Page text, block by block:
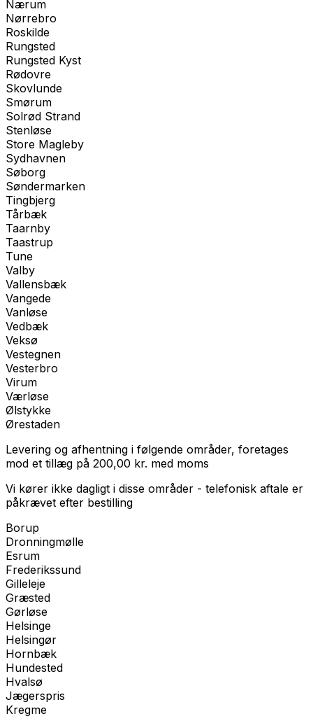
Nærum
Nørrebro
Roskilde
Rungsted
Rungsted Kyst
Rødovre
Skovlunde
Smørum
Solrød Strand
Stenløse
Store Magleby
Sydhavnen
Søborg
Søndermarken
Tingbjerg
Tårbæk
Taarnby
Taastrup
Tune
Valby
Vallensbæk
Vangede
Vanløse
Vedbæk
Veksø
Vestegnen
Vesterbro
Virum
Værløse
Ølstykke
Ørestaden
Levering og afhentning i følgende områder, foretages
mod et tillæg på 200,00 kr. med moms
Vi kører ikke dagligt i disse områder - telefonisk aftale er
påkrævet efter bestilling
Borup
Dronningmølle
Esrum
Frederikssund
Gilleleje
Græsted
Gørløse
Helsinge
Helsingør
Hornbæk
Hundested
Hvalsø
Jægerspris
Kregme